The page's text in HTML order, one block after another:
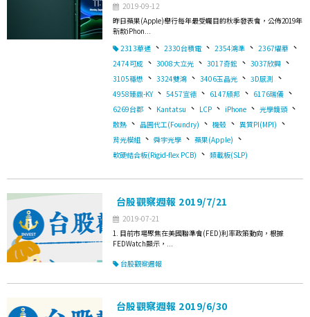
2019-09-12
昨日蘋果(Apple)舉行每年最受矚目的秋季發表會，公佈2019年
新款iPhon...
2313華通 、 2330台積電 、 2354鴻準 、 2367燿華 、
2474可成 、 3008大立光 、 3017奇鋐 、 3037欣興 、
3105穩懋 、 3324雙鴻 、 3406玉晶光 、 3D感測 、
4958臻鼎-KY 、 5457宣德 、 6147頎邦 、 6176瑞儀 、
6269台郡 、 Kantatsu 、 LCP 、 iPhone 、 光學鏡頭 、
散熱 、 晶圓代工(Foundry) 、 機殼 、 異質PI(MPI) 、
背光模組 、 舜宇光學 、 蘋果(Apple) 、
軟硬結合板(Rigid-flex PCB) 、 類載板(SLP)
台股觀察週報 2019/7/21
2019-07-21
1. 目前市場聚焦在美國聯準會(FED)利率政策動向，根據
FEDWatch顯示，...
台股觀察週報
台股觀察週報 2019/6/30